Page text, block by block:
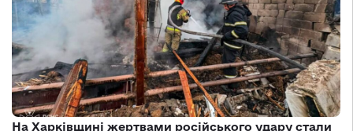
На Харківщині жертвами російського удару стали